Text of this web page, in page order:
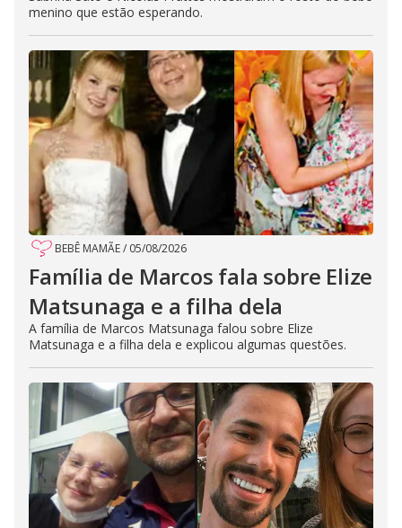
menino que estão esperando.
BEBÊ MAMÃE/ 05/08/2026
Família de Marcos fala sobre Elize
Matsunaga e a filha dela
A família de Marcos Matsunaga falou sobre Elize
Matsunaga e a filha dela e explicou algumas questões.